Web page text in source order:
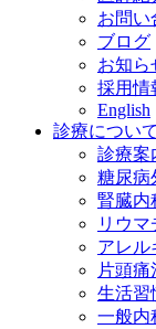
お問い
ブログ
お知ら
採用情
English
診療について
診療案
糖尿病
腎臓内
リウ
アレル
片頭痛
生活習
一般内